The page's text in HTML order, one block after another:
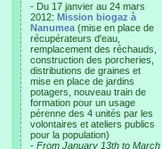
- Du 17 janvier au 24 mars
2012: Mission biogaz à
Nanumea (mise en place de
récupérateurs d'eau,
remplacement des réchauds,
construction des porcheries,
distributions de graines et
mise en place de jardins
potagers, nouveau train de
formation pour un usage
pérenne des 4 unités par les
volontaires et ateliers publics
pour la population)
- From January 13th to March